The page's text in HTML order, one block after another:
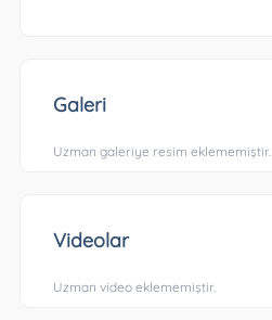
Galeri
Uzman galeriye resim eklememiştir.
Videolar
Uzman video eklememiştir.